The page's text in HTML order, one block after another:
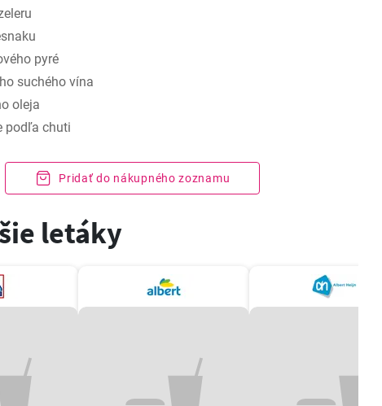
pyré
suchého vína
oleja
podľa chuti
Pridať do nákupného zoznamu
letáky